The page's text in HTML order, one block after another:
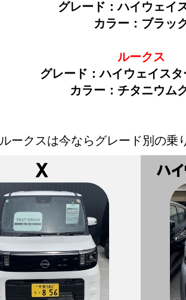
グレード：ハイウェイ
カラー：ブラッ
ルークス
グレード：ハイウェイス
カラー：チタニウム
ルークスは今ならグレード別の乗